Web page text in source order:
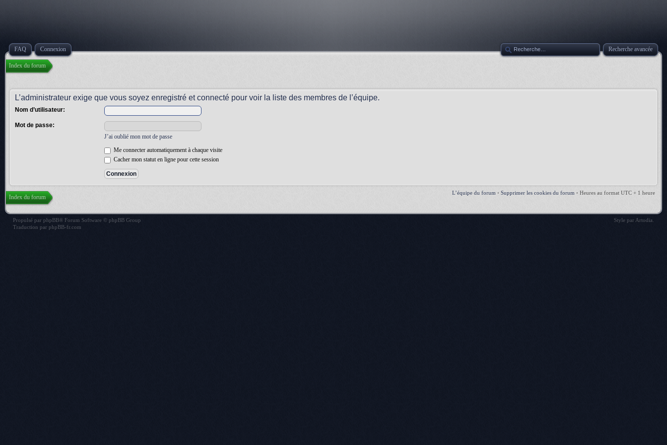
FAQ Connexion Recherche avancée
Index du forum
L’administrateur exige que vous soyez enregistré et connecté pour voir la liste des membres de l’équipe.
Nom d’utilisateur:
Mot de passe:
J’ai oublié mon mot de passe
Me connecter automatiquement à chaque visite
Cacher mon statut en ligne pour cette session
L’équipe du forum • Supprimer les cookies du forum • Heures au format UTC + 1 heure
Index du forum
Propulsé par phpBB® Forum Software © phpBB Group
Traduction par phpBB-fr.com
Style par Artodia